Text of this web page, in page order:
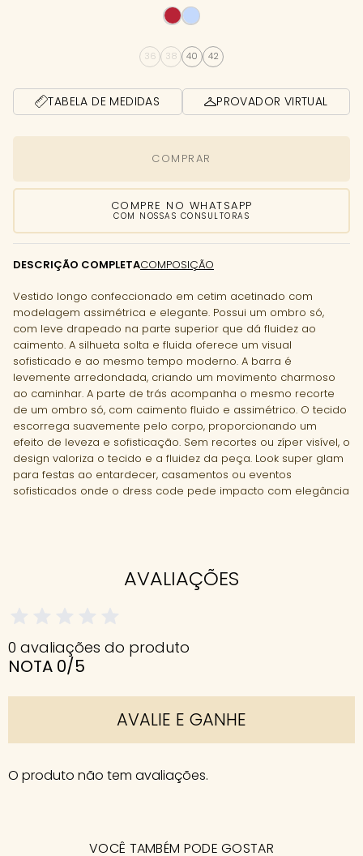
36 38 40 42
TABELA DE MEDIDAS PROVADOR VIRTUAL
COMPRAR
COMPRE NO WHATSAPP
COM NOSSAS CONSULTORAS
DESCRIÇÃO COMPLETACOMPOSIÇÃO
Vestido longo confeccionado em cetim acetinado com
modelagem assimétrica e elegante. Possui um ombro só,
com leve drapeado na parte superior que dá fluidez ao
caimento. A silhueta solta e fluida oferece um visual
sofisticado e ao mesmo tempo moderno. A barra é
levemente arredondada, criando um movimento charmoso
ao caminhar. A parte de trás acompanha o mesmo recorte
de um ombro só, com caimento fluido e assimétrico. O tecido
escorrega suavemente pelo corpo, proporcionando um
efeito de leveza e sofisticação. Sem recortes ou zíper visível, o
design valoriza o tecido e a fluidez da peça. Look super glam
para festas ao entardecer, casamentos ou eventos
sofisticados onde o dress code pede impacto com elegância
AVALIAÇÕES
0 avaliações do produto
NOTA 0/5
AVALIE E GANHE
O produto não tem avaliações.
VOCÊ TAMBÉM PODE GOSTAR